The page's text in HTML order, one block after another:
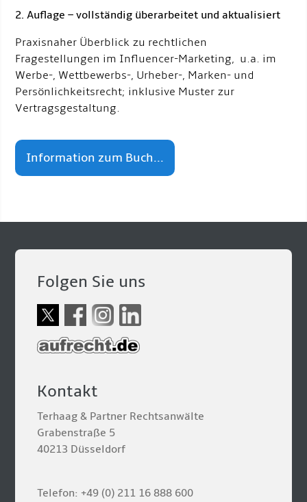
2. Auflage – vollständig überarbeitet und aktualisiert
Praxisnaher Überblick zu rechtlichen
Fragestellungen im Influencer-Marketing, u.a. im
Werbe-, Wettbewerbs-, Urheber-, Marken- und
Persönlichkeitsrecht; inklusive Muster zur
Vertragsgestaltung.
Information zum Buch...
Folgen Sie uns
Kontakt
Terhaag & Partner Rechtsanwälte
Grabenstraße 5
40213 Düsseldorf
Telefon: +49 (0) 211 16 888 600